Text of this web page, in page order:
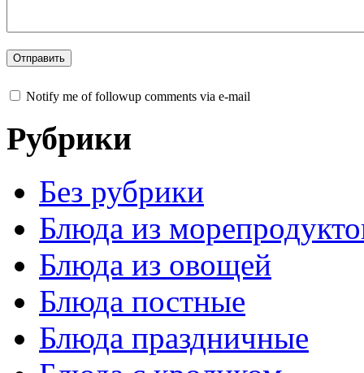
Notify me of followup comments via e-mail
Рубрики
Без рубрики
Блюда из
Блюда из овощей
Блюда постные
Блюда праздничные